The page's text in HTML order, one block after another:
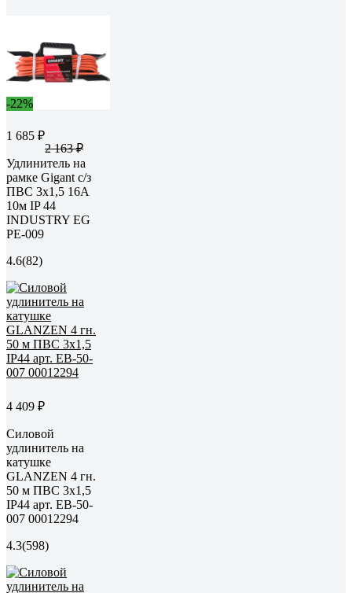
-22%
1 685 ₽
2 163 ₽
Удлинитель на
рамке Gigant с/з
ПВС 3х1,5 16A
10м IP 44
INDUSTRY EG
PE-009
4.6(82)
4 409 ₽
Силовой
удлинитель на
катушке
GLANZEN 4 гн.
50 м ПВС 3x1,5
IP44 арт. EB-50-
007 00012294
4.3(598)